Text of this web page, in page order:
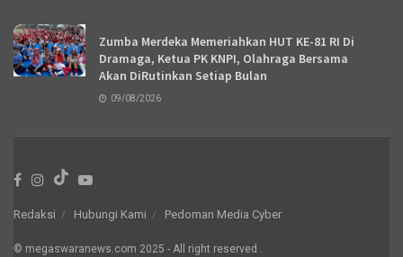
Zumba Merdeka Memeriahkan HUT KE-81 RI Di
Dramaga, Ketua PK KNPI, Olahraga Bersama
Akan DiRutinkan Setiap Bulan
09/08/2026
Redaksi Hubungi Kami Pedoman Media Cyber
© megaswaranews.com 2025 - All right reserved .